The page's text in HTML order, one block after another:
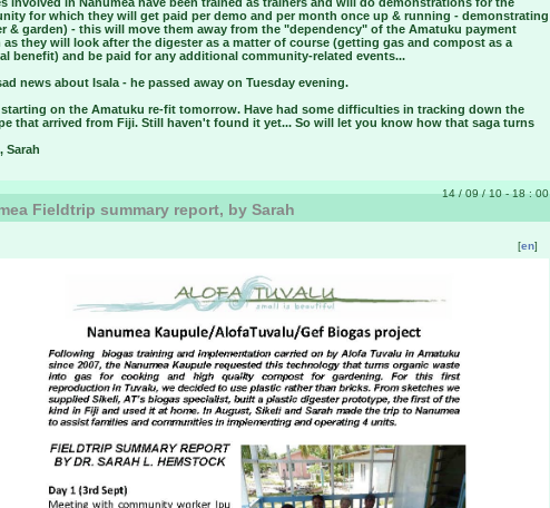
for which they will get paid per demo and per month once up & running - demonstrating
& garden) - this will move them away from the "dependency" of the Amatuku payment
as they will look after the digester as a matter of course (getting gas and compost as a
benefit) and be paid for any additional community-related events...
news about Isala - he passed away on Tuesday evening.
starting on the Amatuku re-fit tomorrow. Have had some difficulties in tracking down the
that arrived from Fiji. Still haven't found it yet... So will let you know how that saga turns
Sarah
14 / 09 / 10 - 18 : 00
Fieldtrip summary report, by Sarah
[en]